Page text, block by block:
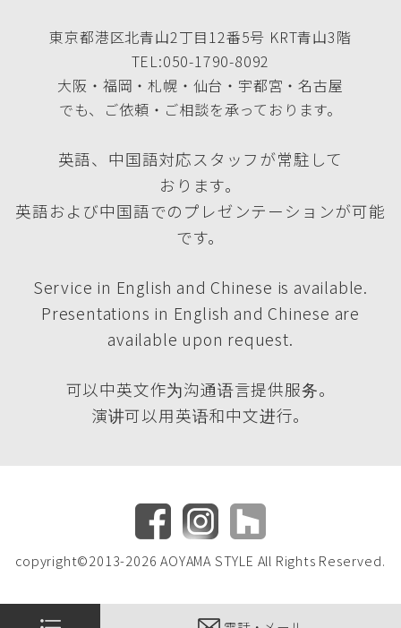
東京都港区北青山2丁目12番5号 KRT青山3階
TEL:050-1790-8092
大阪・福岡・札幌・仙台・宇都宮・名古屋
でも、ご依頼・ご相談を承っております。
英語、中国語対応スタッフが常駐して
おります。
英語および中国語でのプレゼンテーションが可能
です。
Service in English and Chinese is available.
Presentations in English and Chinese are
available upon request.
可以中英文作为沟通语言提供服务。
演讲可以用英语和中文进行。
copyright©2013-2026 AOYAMA STYLE All Rights Reserved.